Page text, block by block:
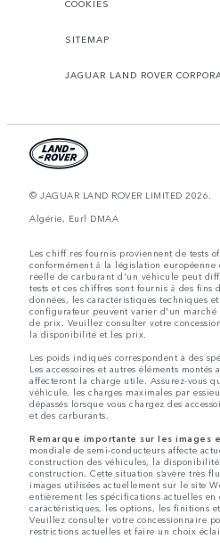
COOKIES
SITEMAP
JAGUAR LAND ROVER
© JAGUAR LAND ROVER LIMITED 2026.
Algérie, Eurl DMAA
Les chiff res fournis proviennent de tests
conformément å la législation européenne
réelle de carburant d'un véhicule peut
tests et ces chiffres sont fournis å des fins
données, les caractéristiques techniques
configurateur peuvent varier d'un
de prix. Veuillez consulter votre
la disponibilité et les prix.
Les poids indiqués correspondent à des
Les accessoires et autres éléments
affecteront la charge utile. Assurez-vous
véhicule, les charges maximales par
dépassés lorsque vous chargez des
et des carburants.
Remarque importante sur les images
mondiale de semi-conducteurs affecte
construction des véhicules, la
construction. Cette situation s’avère très
images utilisées actuellement sur le site
entièrement les spécifications actuelles en
caractéristiques, les options, les finitions
Veuillez consulter votre concessionnaire
restrictions actuelles et faire un choix